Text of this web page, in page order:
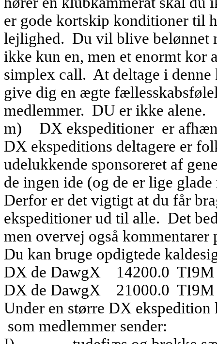
er gode kortskip konditioner til
lejlighed. Du vil blive belønnet
ikke kun en, men et enormt kor
simplex call. At deltage i
give dig en ægte
medlemmer. DU er ikke alene.
m)
DX ekspeditioner er
DX ekspeditions deltagere er
udelukkende sponsoreret af
de ingen ide (og de er lige
Derfor er det vigtigt at du får
ekspeditioner ud til alle. Det
men overvej også
Du kan bruge opdigtede
DX de DawgX
14200.0 TI9M
DX de DawgX
21000.0
Under en større DX
som medlemmer sender: